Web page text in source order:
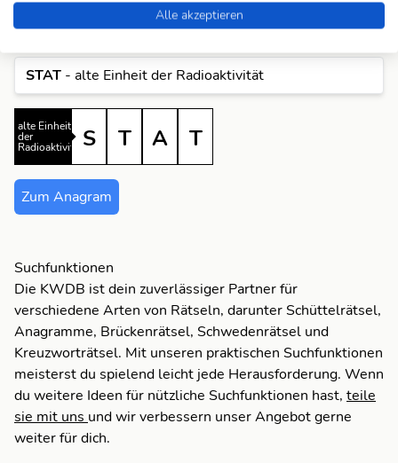
sehen möchtest, klicke einfach auf das entsprechende
Anagramm um alle Fragen anzuzeigen, die dazu passen.
STAT - alte Einheit der Radioaktivität
alte Einheit
der
Radioaktivität S
A
S
A
T
S
A
S
A
T
Zum Anagram
Suchfunktionen
Die KWDB ist dein zuverlässiger Partner für
verschiedene Arten von Rätseln, darunter Schüttelrätsel,
Anagramme, Brückenrätsel, Schwedenrätsel und
Kreuzworträtsel. Mit unseren praktischen Suchfunktionen
meisterst du spielend leicht jede Herausforderung. Wenn
du weitere Ideen für nützliche Suchfunktionen hast, teile
sie mit uns und wir verbessern unser Angebot gerne
weiter für dich.
Alle akzeptieren